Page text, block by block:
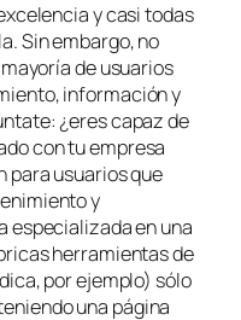
y casi todas
Sin embargo, no
de usuarios
información y
¿eres capaz de
con tu empresa
para usuarios que
y
especializada en una
herramientas de
por ejemplo) sólo
una página